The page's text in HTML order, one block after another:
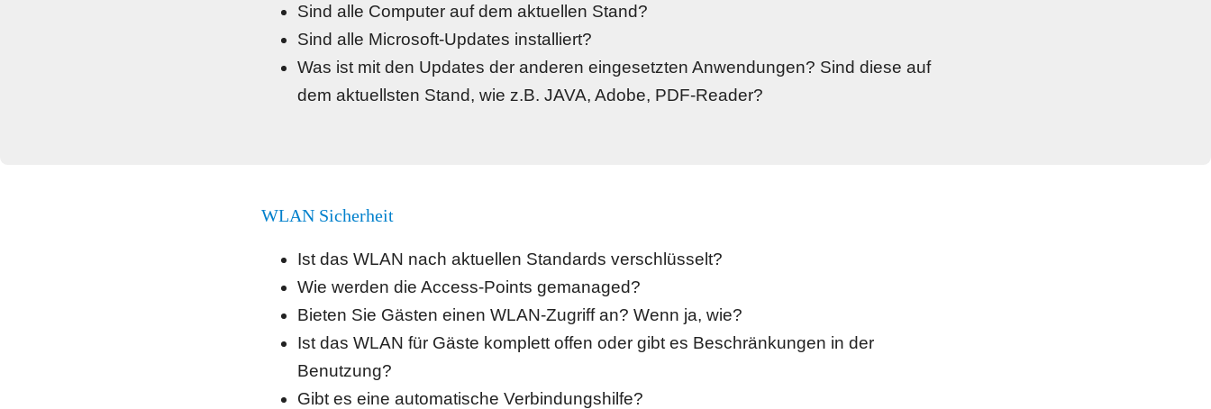
Sind alle Computer auf dem aktuellen Stand?
Sind alle Microsoft-Updates installiert?
Was ist mit den Updates der anderen eingesetzten Anwendungen? Sind diese auf
dem aktuellsten Stand, wie z.B. JAVA, Adobe, PDF-Reader?
WLAN Sicherheit
Ist das WLAN nach aktuellen Standards verschlüsselt?
Wie werden die Access-Points gemanaged?
Bieten Sie Gästen einen WLAN-Zugriff an? Wenn ja, wie?
Ist das WLAN für Gäste komplett offen oder gibt es Beschränkungen in der
Benutzung?
Gibt es eine automatische Verbindungshilfe?